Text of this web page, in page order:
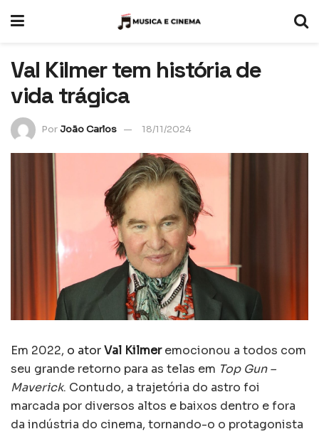
Val Kilmer tem história de
vida trágica
PorJoão Carlos 18/11/2024
Em 2022, o atorVal Kilmeremocionou a todos com
seu grande retorno para as telas em Top Gun –
Maverick. Contudo, a trajetória do astro foi
marcada por diversos altos e baixos dentro e fora
da indústria do cinema, tornando-o o protagonista